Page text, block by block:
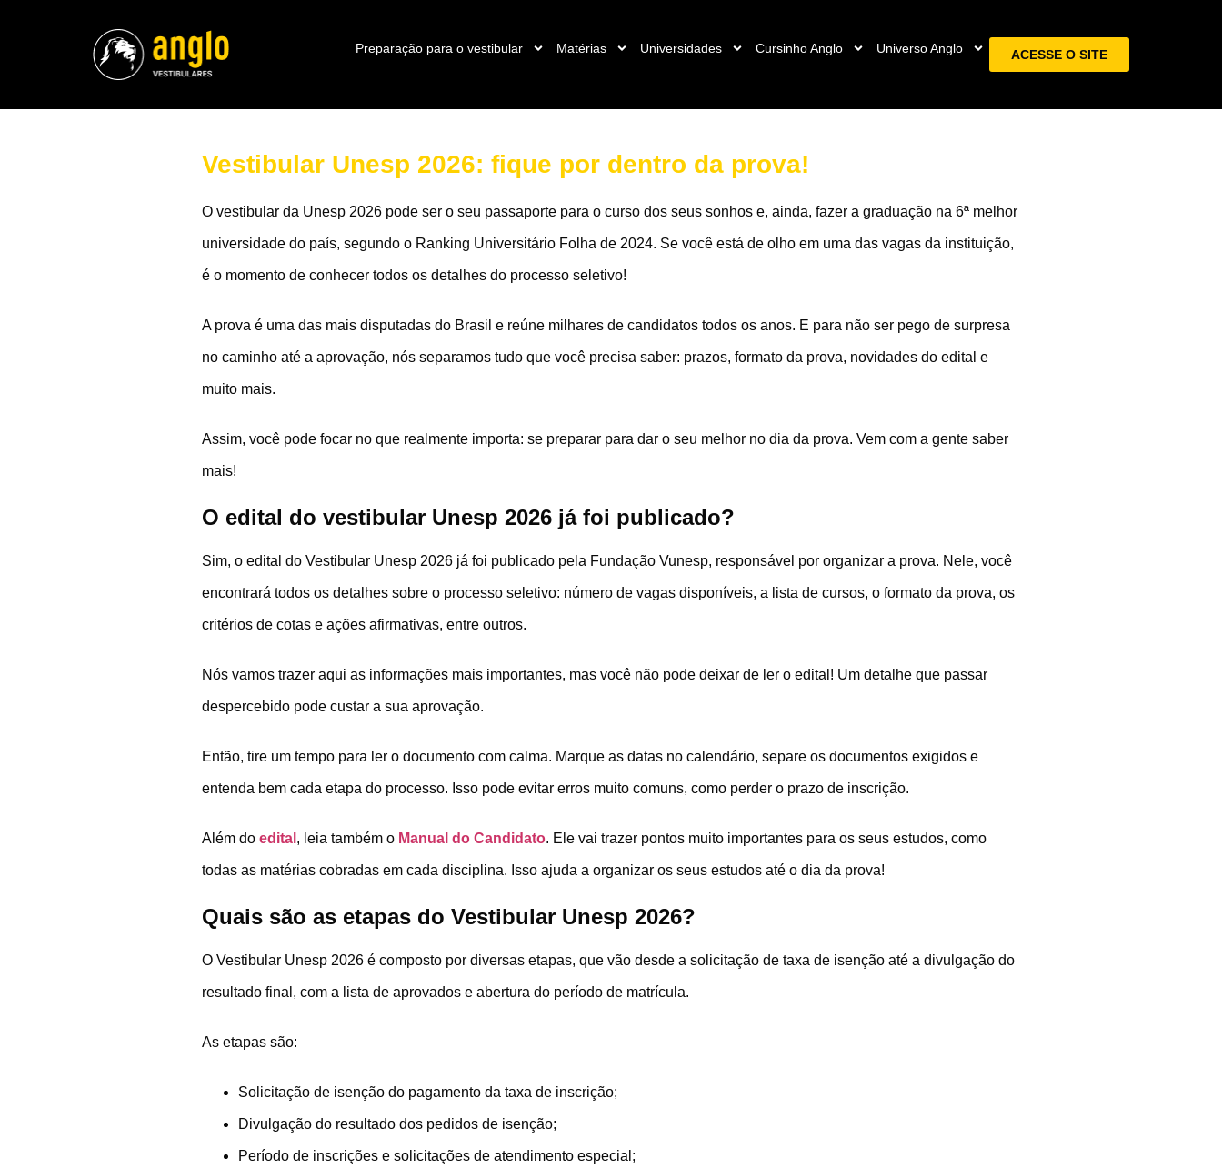
Preparação para o vestibular Matérias Universidades Cursinho Anglo Universo Anglo ACESSE O SITE
Vestibular Unesp 2026: fique por dentro da prova!
O vestibular da Unesp 2026 pode ser o seu passaporte para o curso dos seus sonhos e, ainda, fazer a graduação na 6ª melhor
universidade do país, segundo o Ranking Universitário Folha de 2024. Se você está de olho em uma das vagas da instituição,
é o momento de conhecer todos os detalhes do processo seletivo!
A prova é uma das mais disputadas do Brasil e reúne milhares de candidatos todos os anos. E para não ser pego de surpresa
no caminho até a aprovação, nós separamos tudo que você precisa saber: prazos, formato da prova, novidades do edital e
muito mais.
Assim, você pode focar no que realmente importa: se preparar para dar o seu melhor no dia da prova. Vem com a gente saber
mais!
O edital do vestibular Unesp 2026 já foi publicado?
Sim, o edital do Vestibular Unesp 2026 já foi publicado pela Fundação Vunesp, responsável por organizar a prova. Nele, você
encontrará todos os detalhes sobre o processo seletivo: número de vagas disponíveis, a lista de cursos, o formato da prova, os
critérios de cotas e ações afirmativas, entre outros.
Nós vamos trazer aqui as informações mais importantes, mas você não pode deixar de ler o edital! Um detalhe que passar
despercebido pode custar a sua aprovação.
Então, tire um tempo para ler o documento com calma. Marque as datas no calendário, separe os documentos exigidos e
entenda bem cada etapa do processo. Isso pode evitar erros muito comuns, como perder o prazo de inscrição.
Além do edital , leia também o Manual do Candidato. Ele vai trazer pontos muito importantes para os seus estudos, como
todas as matérias cobradas em cada disciplina. Isso ajuda a organizar os seus estudos até o dia da prova!
Quais são as etapas do Vestibular Unesp 2026?
O Vestibular Unesp 2026 é composto por diversas etapas, que vão desde a solicitação de taxa de isenção até a divulgação do
resultado final, com a lista de aprovados e abertura do período de matrícula.
As etapas são:
Solicitação de isenção do pagamento da taxa de inscrição;
Divulgação do resultado dos pedidos de isenção;
Período de inscrições e solicitações de atendimento especial;